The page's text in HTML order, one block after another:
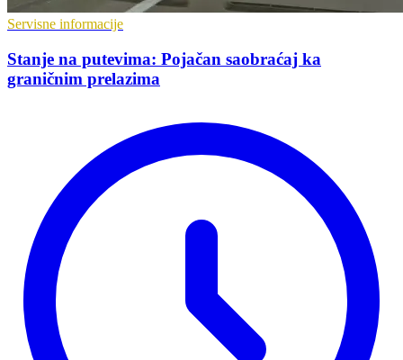
Servisne informacije
Stanje na putevima: Pojačan saobraćaj ka
graničnim prelazima